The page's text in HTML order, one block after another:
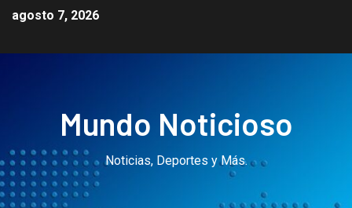
agosto 7, 2026
Mundo Noticioso
Noticias, Deportes y Más.